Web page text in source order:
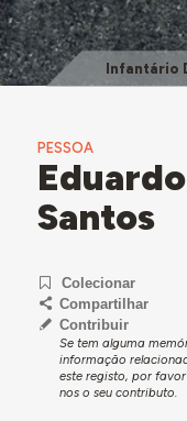
Infantário
PESSOA
Santos
Colecionar
Compartilhar
Contribuir
Se tem alguma
informação
este registo, por
nos o seu contributo.